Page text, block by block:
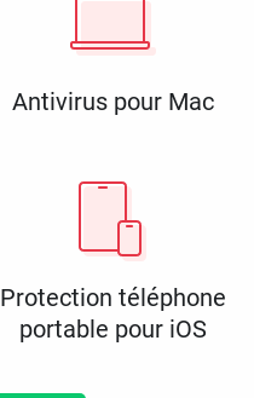
Antivirus pour Mac
Protection téléphone
portable pour iOS